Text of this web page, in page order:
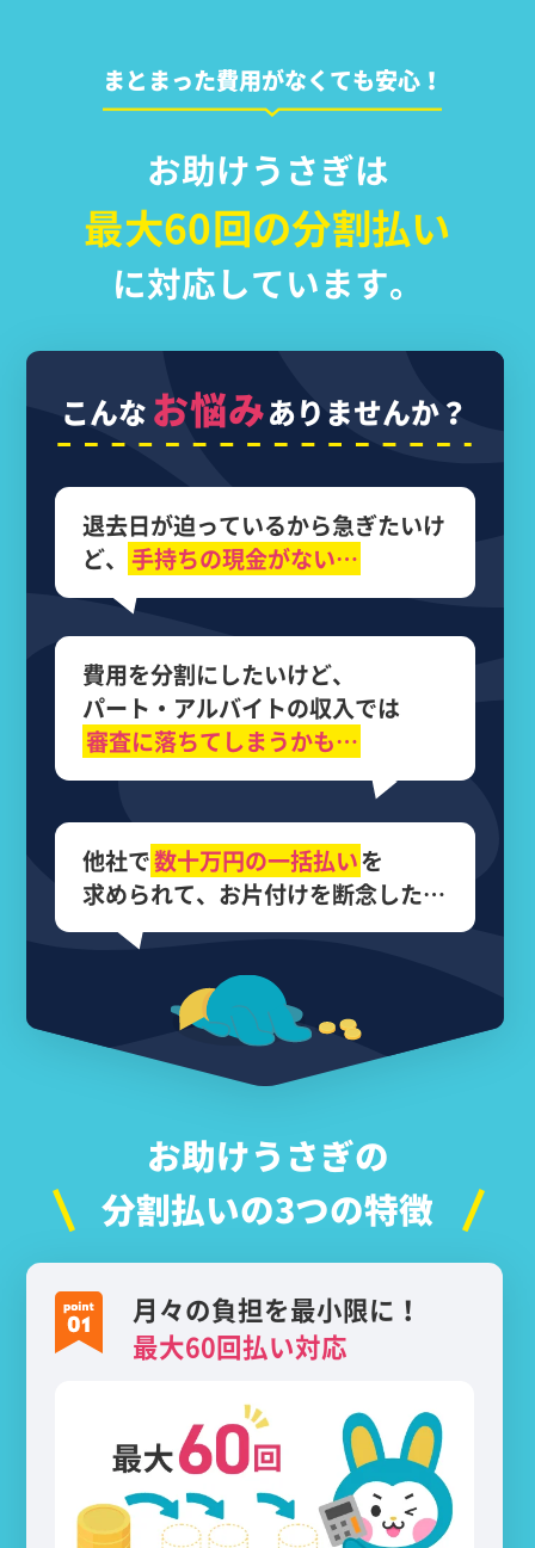
まとまった費用がなくても安心！
お助けうさぎは
最大60回の分割払い
に対応しています。
こんなお悩みありませんか？
退去日が迫っているから急ぎたいけ
ど、 手持ちの現金がない…
費用を分割にしたいけど、
パート・アルバイトの収入では
審査に落ちてしまうかも…
他社で数十万円の一括払いを
求められて、 お片付けを断念した…
お助けうさぎの
分割払いの3つの特徴
月々の負担を最小限に！
最大60回払い対応